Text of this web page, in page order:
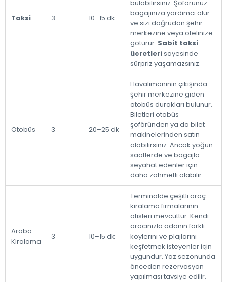
Taksi 3 10–15 dk
bulabilirsiniz. Şoförünüz
bagajınıza yardımcı olur
ve sizi doğrudan şehir
merkezine veya otelinize
götürür. Sabit taksi
ücretlerisayesinde
sürpriz yaşamazsınız.
Otobüs 3 20–25 dk
Havalimanının çıkışında
şehir merkezine giden
otobüs durakları bulunur.
Biletleri otobüs
şoföründen ya da bilet
makinelerinden satın
alabilirsiniz. Ancak yoğun
saatlerde ve bagajla
seyahat edenler için
daha zahmetli olabilir.
Araba
Kiralama
3 10–15 dk
Terminalde çeşitli araç
kiralama firmalarının
ofisleri mevcuttur. Kendi
aracınızla adanın farklı
köylerini ve plajlarını
keşfetmek isteyenler için
uygundur. Yaz sezonunda
önceden rezervasyon
yapılması tavsiye edilir.